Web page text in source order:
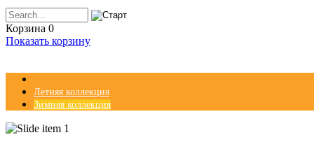
Корзина 0
Показать корзину
Летняя коллекция
Зимняя коллекция
© FreeJoomla! 3 Modules